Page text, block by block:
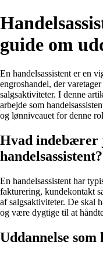
guide om
En handelsassistent er en
engroshandel, der
salgsaktiviteter. I denne
arbejde som
og lønniveauet for denne
Hvad indebærer
handelsassistent?
En handelsassistent har
fakturering, kundekontakt
af salgsaktiviteter. De skal
og være dygtige til at
Uddannelse som